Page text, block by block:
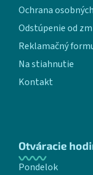
Ochrana
Odstúpenie od
Reklamačný
Na stiahnutie
Kontakt
Otváracie
Pondelok